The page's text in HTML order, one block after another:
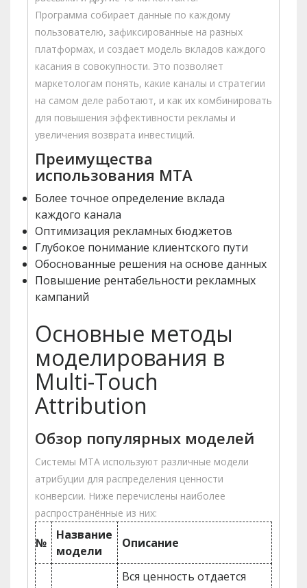
Программа собирает данные по каждому
пользователю, зафиксированные на разных
платформах, и создает модель вкладов каждого
касания в совокупности. Это позволяет
маркетологам понять, какие каналы и стратегии
на самом деле работают, и как их комбинировать
для повышения эффективности рекламы и
увеличения возврата инвестиций.
Преимущества
использования MTA
Более точное определение вклада
каждого канала
Оптимизация рекламных бюджетов
Глубокое понимание клиентского пути
Обоснованные решения на основе данных
Повышение рентабельности рекламных
кампаний
Основные методы
моделирования в
Multi-Touch
Attribution
Обзор популярных моделей
Системы MTA используют различные модели
атрибуции для распределения ценности
конверсии. Ниже перечислены наиболее
распространённые из них:
№
Название
модели
Описание
Вся ценность отдается